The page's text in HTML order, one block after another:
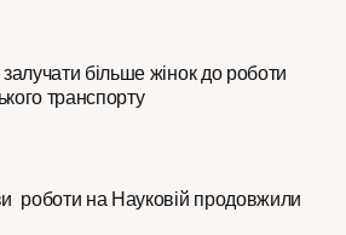
більше жінок до роботи
транспорту
роботи на Науковій продовжили